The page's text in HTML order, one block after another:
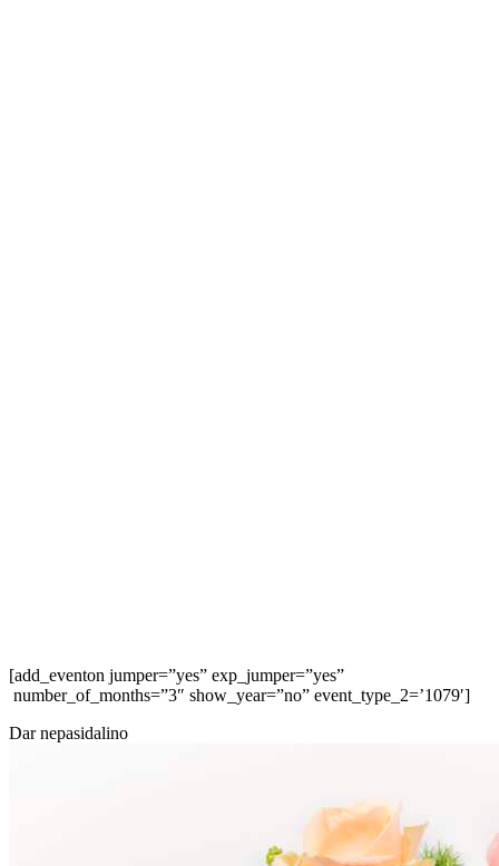
[add_eventon jumper=”yes” exp_jumper=”yes”
number_of_months=”3″ show_year=”no” event_type_2=’1079′]
Dar nepasidalino